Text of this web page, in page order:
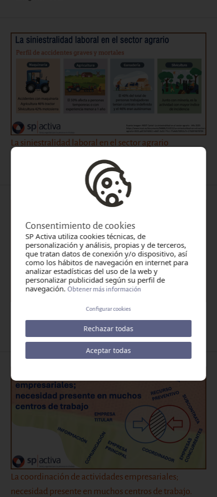
La siniestralidad laboral en el sector agrario
Seguridad industrial en instalación y mantenimiento
Quan:
03-09-2025
La coordinación de actividades empresariales;
necesidad presente en muchos centros de trabajo.
Consentimiento de cookies
SP Activa utiliza cookies técnicas, de
personalización y análisis, propias y de terceros,
que tratan datos de conexión y/o dispositivo, así
como los hábitos de navegación en internet para
analizar estadísticas del uso de la web y
personalizar publicidad según su perfil de
navegación.Obtener más información
Configurar cookies
Rechazar todas
Aceptar todas